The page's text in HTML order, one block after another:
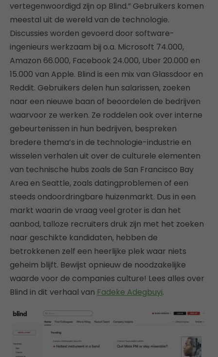
vertegenwoordigd zijn op Blind.” Gebruikers komen
meestal uit de wereld van de technologie.
Discussies worden gevoerd door software-
ingenieurs werkzaam bij o.a. Microsoft 74.000,
Amazon 66.000, Facebook 24.000, Uber 20.000 en
15.000 van Apple. Blind is een mix van Glassdoor en
Reddit. Gebruikers delen hun salarissen, zoeken
naar een nieuwe baan of beoordelen de bedrijven
waarvoor ze werken. Ze roddelen ook over interne
gebeurtenissen in hun bedrijven, bespreken
bredere thema’s in de technologie-industrie en
wisselen verhalen uit over de culturele elementen
van technische hubs zoals de San Francisco Bay
Area en Seattle, zoals datingproblemen of een
steeds ondoordringbare huizenmarkt. Dus in een
markt waarin de vraag veel groter is dan het
aanbod, talloze recruiters druk zijn met het zoeken
naar geschikte kandidaten, hebben de
betrokkenen zelf een heerlijke plek waar niets
geheim blijft. Bewijst opnieuw de noodzakelijke
waarde voor de companies culture! Lees alles over
Blind in dit verhaal van Fadeke Adegbuyi.